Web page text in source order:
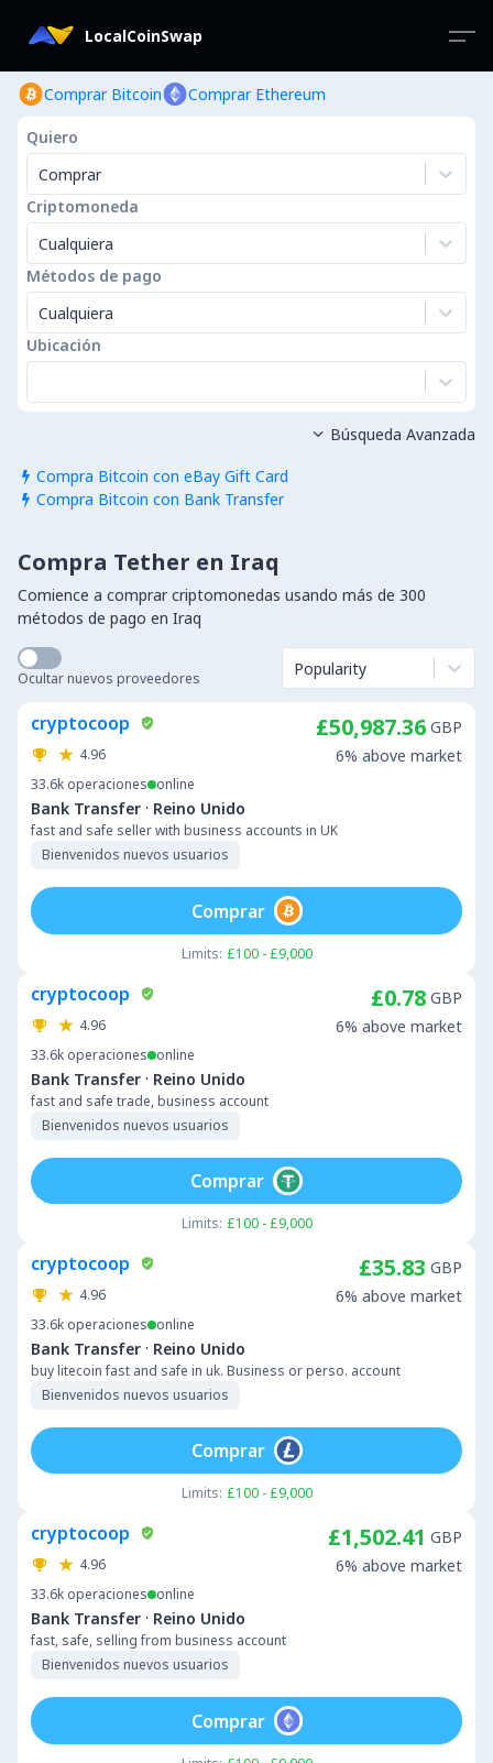
LocalCoinSwap
Comprar Bitcoin Comprar Ethereum
Quiero
Comprar
Criptomoneda
Cualquiera
Métodos de pago
Cualquiera
Ubicación
 Compra Bitcoin con eBay Gift Card
 Compra Bitcoin con Bank Transfer
 Búsqueda Avanzada
Compra Tether en Iraq
Comience a comprar criptomonedas usando más de 300
métodos de pago en Iraq
Ocultar nuevos proveedores Popularity
cryptocoop
4.96
33.6k operaciones online
Bank Transfer · Reino Unido
fast and safe seller with business accounts in UK
Bienvenidos nuevos usuarios
£50,987.36 GBP
6% above market
Limits: £100 - £9,000
Comprar
cryptocoop
4.96
33.6k operaciones online
Bank Transfer · Reino Unido
fast and safe trade, business account
Bienvenidos nuevos usuarios
£0.78 GBP
6% above market
Limits: £100 - £9,000
Comprar
cryptocoop
4.96
33.6k operaciones online
Bank Transfer · Reino Unido
buy litecoin fast and safe in uk. Business or perso. account
Bienvenidos nuevos usuarios
£35.83 GBP
6% above market
Limits: £100 - £9,000
Comprar
cryptocoop
4.96
33.6k operaciones online
Bank Transfer · Reino Unido
fast, safe, selling from business account
Bienvenidos nuevos usuarios
£1,502.41 GBP
6% above market
Comprar